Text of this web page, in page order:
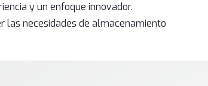
y un enfoque innovador.
las necesidades de almacenamiento